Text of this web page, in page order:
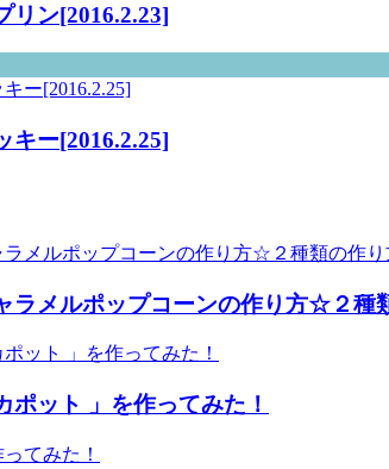
リン[2016.2.23]
キー[2016.2.25]
ラメルポップコーンの作り方☆２種
ポット 」を作ってみた！